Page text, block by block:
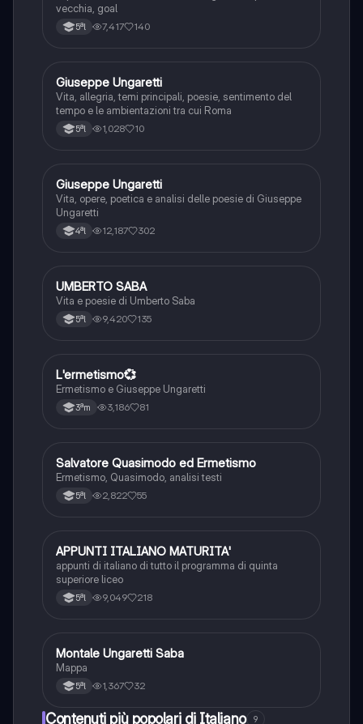
vecchia, goal
5ªl 7,417 140
Italiano
Giuseppe Ungaretti
Vita, allegria, temi principali, poesie, sentimento del
tempo e le ambientazioni tra cui Roma
5ªl 1,028 10
Italiano
Giuseppe Ungaretti
Vita, opere, poetica e analisi delle poesie di Giuseppe
Ungaretti
4ªl 12,187 302
Italiano
UMBERTO SABA
Vita e poesie di Umberto Saba
5ªl 9,420 135
Italiano
L'ermetismo💞
Ermetismo e Giuseppe Ungaretti
3ªm 3,186 81
Italiano
Salvatore Quasimodo ed Ermetismo
Ermetismo, Quasimodo, analisi testi
5ªl 2,822 55
Italiano
APPUNTI ITALIANO MATURITA'
appunti di italiano di tutto il programma di quinta
superiore liceo
5ªl 9,049 218
Italiano
Montale Ungaretti Saba
Mappa
5ªl 1,367 32
Contenuti più popolari di Italiano 9